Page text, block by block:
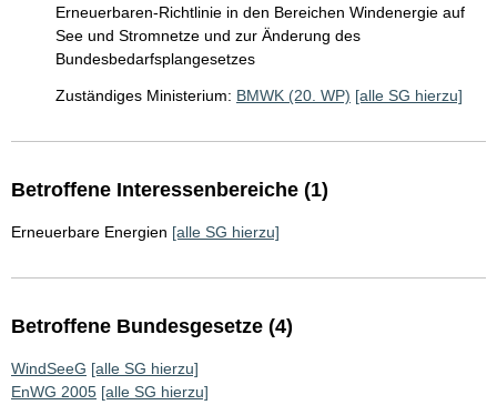
Erneuerbaren-Richtlinie in den Bereichen Windenergie auf
See und Stromnetze und zur Änderung des
Bundesbedarfsplangesetzes
Zuständiges Ministerium: BMWK (20. WP) [alle SG hierzu]
Betroffene Interessenbereiche (1)
Erneuerbare Energien [alle SG hierzu]
Betroffene Bundesgesetze (4)
WindSeeG [alle SG hierzu]
EnWG 2005 [alle SG hierzu]